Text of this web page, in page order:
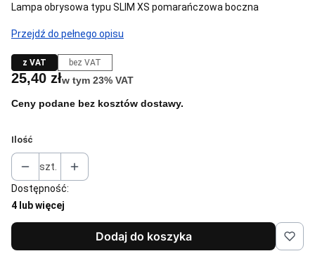
Lampa obrysowa typu SLIM XS pomarańczowa boczna
Przejdź do pełnego opisu
z VAT bez VAT
Cena
25,40 złw tym 23% VAT
w tym 23% VAT
Ceny podane bez kosztów dostawy.
Ilość
szt.
Dostępność:
4 lub więcej
Dodaj do koszyka